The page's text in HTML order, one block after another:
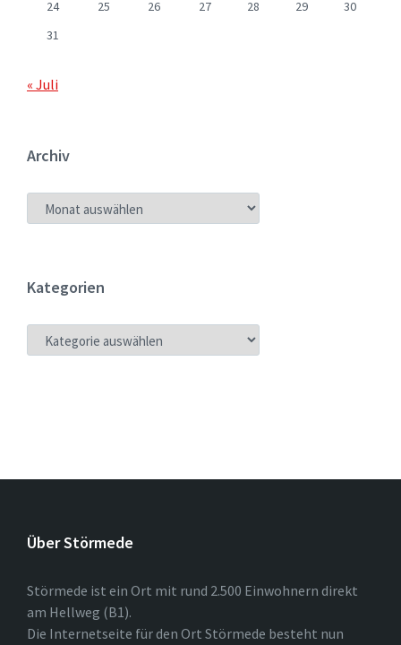
24
25 26 27 28 29
30
31
« Juli
Archiv
ARCHIV
Kategorien
KATEGORIEN
Über Störmede
Störmede ist ein Ort mit rund 2.500 Einwohnern direkt
am Hellweg (B1).
Die Internetseite für den Ort Störmede besteht nun